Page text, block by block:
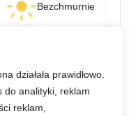
działała prawidłowo.
do analityki, reklam
reklam,
Bezchmurnie
0 mm (0%)